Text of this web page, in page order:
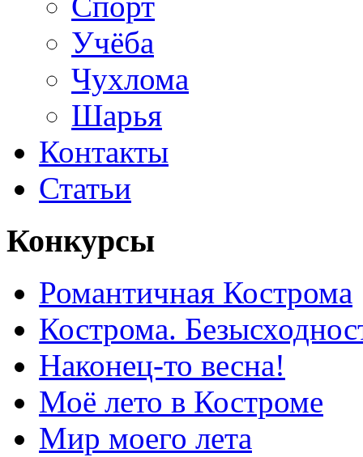
Учёба
Чухлома
Шарья
Контакты
Статьи
Конкурсы
Романтичная Кострома
Кострома.
Наконец-то весна!
Моё лето в Костроме
Мир моего лета